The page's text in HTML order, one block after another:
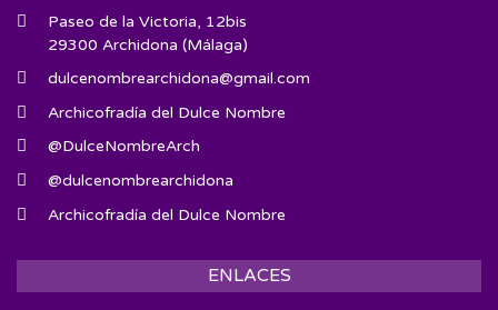
Paseo de la Victoria, 12bis
29300 Archidona (Málaga)
dulcenombrearchidona@gmail.com
Archicofradía del Dulce Nombre
@DulceNombreArch
@dulcenombrearchidona
Archicofradía del Dulce Nombre
ENLACES